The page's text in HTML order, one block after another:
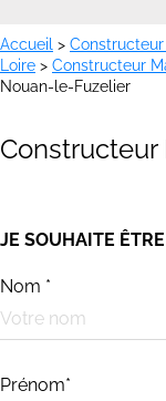
Accueil >
Loire > Constructeur
Nouan-le-Fuzelier
JE SOUHAITE
Nom *
Prénom*